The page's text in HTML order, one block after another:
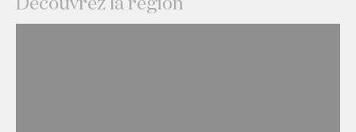
Découvrez la région